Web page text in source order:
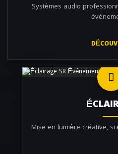
Systèmes audio
Mise en lumière créative,